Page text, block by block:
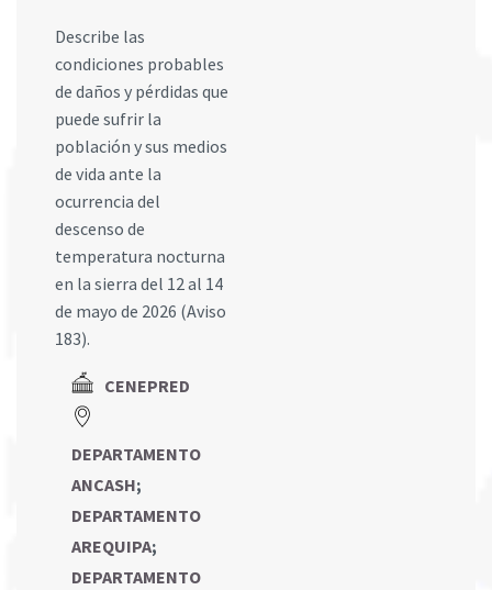
Describe las
condiciones probables
de daños y pérdidas que
puede sufrir la
población y sus medios
de vida ante la
ocurrencia del
descenso de
temperatura nocturna
en la sierra del 12 al 14
de mayo de 2026 (Aviso
183).
CENEPRED
DEPARTAMENTO
ANCASH;
DEPARTAMENTO
AREQUIPA;
DEPARTAMENTO